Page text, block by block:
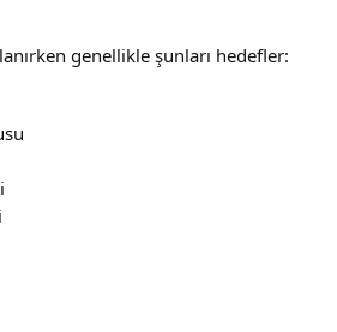
genellikle şunları hedefler: